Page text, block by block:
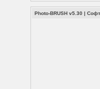
Photo-BRUSH v5.30 | Софт